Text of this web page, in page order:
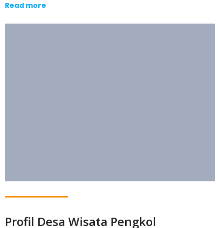
Read more
Profil Desa Wisata Pengkol